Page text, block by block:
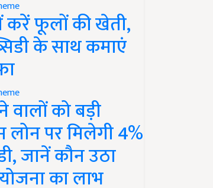
करें फूलों की खेती,
के साथ कमाएं
वालों को बड़ी
लोन पर मिलेगी 4%
जानें कौन उठा
का लाभ